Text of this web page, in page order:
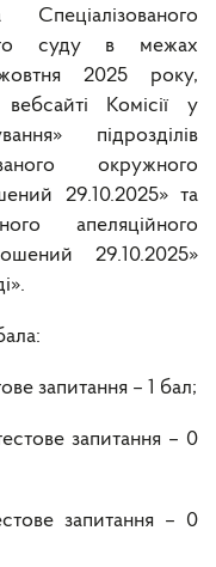
суду в межах
2025 року,
Комісії у
підрозділів
окружного
29.10.2025» та
апеляційного
29.10.2025»
запитання – 1 бал;
запитання – 0
запитання – 0